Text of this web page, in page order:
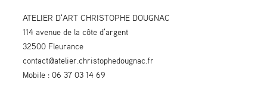
ATELIER D'ART CHRISTOPHE DOUGNAC
114 avenue de la côte d'argent
32500 Fleurance
contact@atelier.christophedougnac.fr
Mobile : 06 37 03 14 69